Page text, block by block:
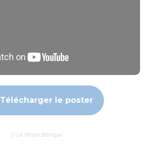
Télécharger le poster
© Le Projet Biblique